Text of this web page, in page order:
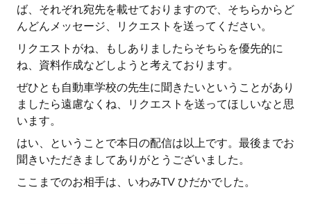
ば、それぞれ宛先を載せておりますので、そちらからど
んどんメッセージ、リクエストを送ってください。
リクエストがね、もしありましたらそちらを優先的に
ね、資料作成などしようと考えております。
ぜひとも自動車学校の先生に聞きたいということがあり
ましたら遠慮なくね、リクエストを送ってほしいなと思
います。
はい、ということで本日の配信は以上です。最後までお
聞きいただきましてありがとうございました。
ここまでのお相手は、いわみTV ひだかでした。